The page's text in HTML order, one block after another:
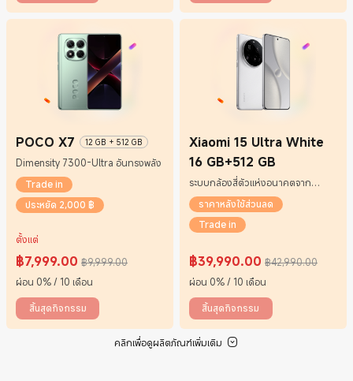
POCO X7 12 GB + 512 GB
Dimensity 7300-Ultra อันทรงพลัง
Trade in
ประหยัด 2,000 ฿
ตั้งแต่
฿7,999.00
Current Price ฿7999
฿9,999.00
ราคาโปรโมชั่น ฿9,999.00
ผ่อน 0% / 10 เดือน
สิ้นสุดกิจกรรม
Xiaomi 15 Ultra White
16 GB+512 GB
ระบบกล้องสี่ตัวแห่งอนาคตจาก
Leica
ราคาหลังใช้ส่วนลด
Trade in
฿39,990.00
Current Price ฿39990
฿42,990.00
ราคาโปรโมชั่น ฿42,990.00
ผ่อน 0% / 10 เดือน
สิ้นสุดกิจกรรม
คลิกเพื่อดูผลิตภัณฑ์เพิ่มเติม